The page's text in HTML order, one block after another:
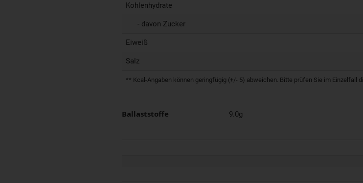
Kohlenhydrate
- davon Zucker
Eiweiß
Salz
** Kcal-Angaben können geringfügig (+/- 5) abweichen. Bitte prüfen Sie im Einzelfall
Ballaststoffe 9.0g